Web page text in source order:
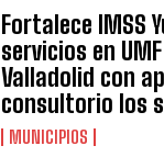
Fortalece IMSS
servicios en
Valladolid con
consultorio los
MUNICIPIOS